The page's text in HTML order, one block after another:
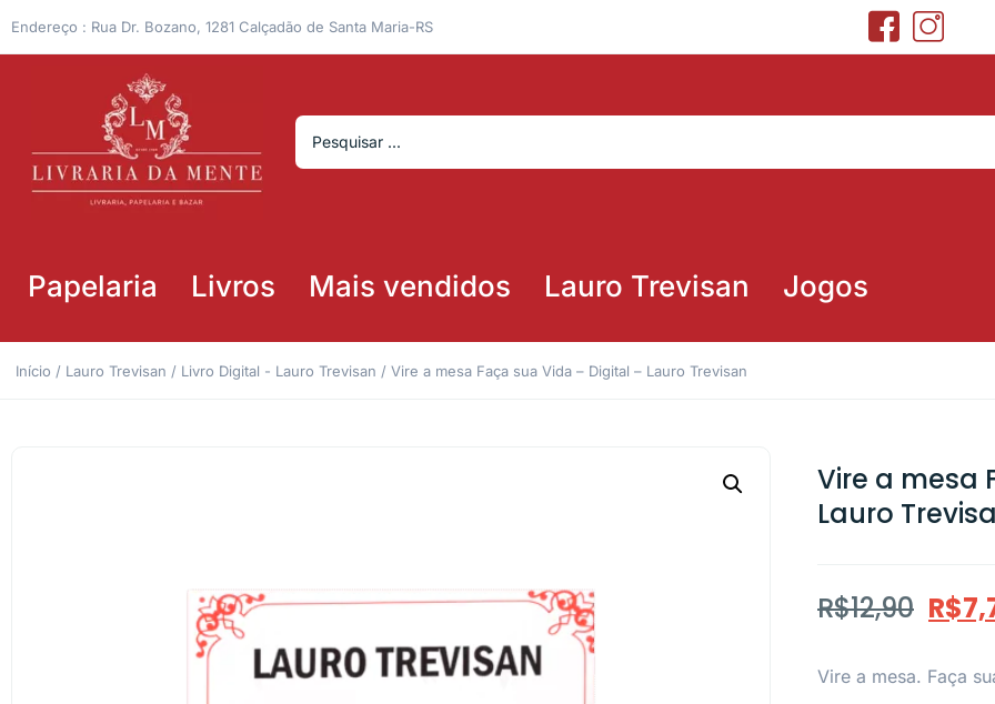
Endereço : Rua Dr. Bozano, 1281 Calçadão de Santa Maria-RS
Papelaria Livros Mais vendidos Lauro Trevisan Jogos
Início / Lauro Trevisan / Livro Digital - Lauro Trevisan / Vire a mesa Faça sua Vida – Digital – Lauro Trevisan
Vire a mesa
Lauro
R$12,90 R$
Vire a mesa. Faça